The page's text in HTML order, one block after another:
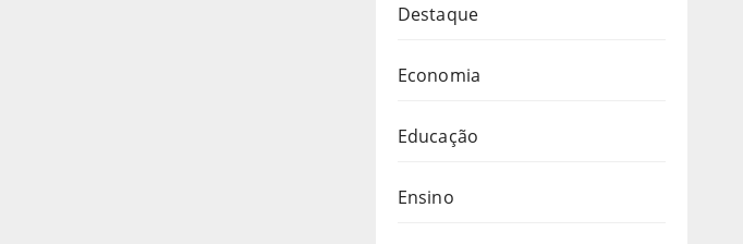
Destaque
Economia
Educação
Ensino